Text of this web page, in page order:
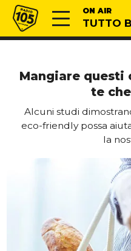
Vai al contenuto
Radio 105 ON AIR
TUTTO
Mangiare questi
te
Alcuni studi
eco-friendly possa
la